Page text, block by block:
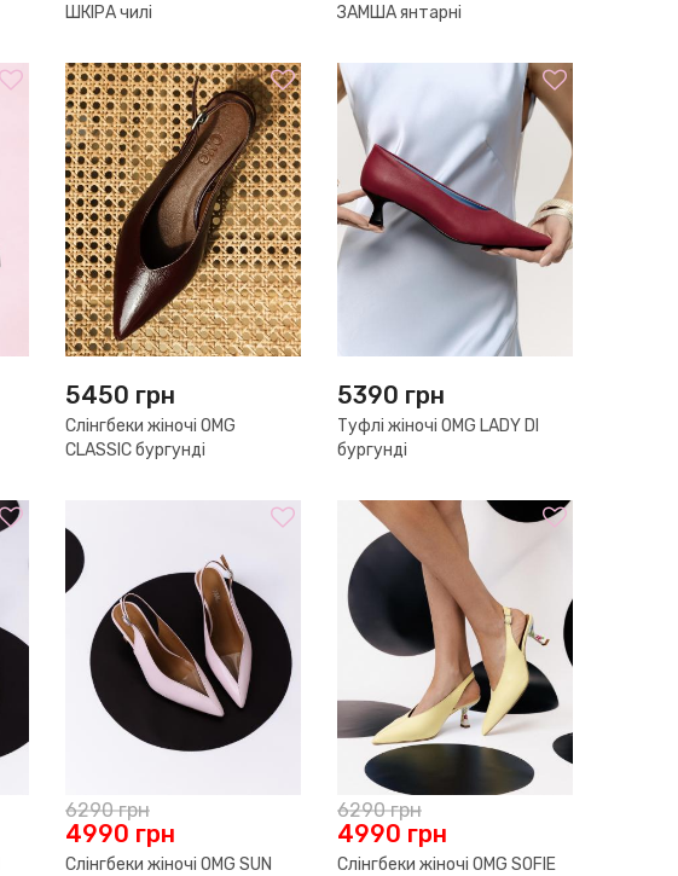
ШКІРА чилі
ЗАМША янтарні
5450 грн
Слінгбеки жіночі OMG
CLASSIC бургунді
5390 грн
Туфлі жіночі OMG LADY DI
бургунді
6290грн
4990 грн
Слінгбеки жіночі OMG SUN
6290грн
4990 грн
Слінгбеки жіночі OMG SOFIE